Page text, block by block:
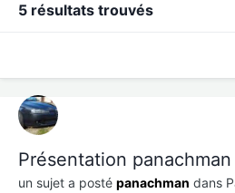
5 résultats trouvés
Présentation panachman
un sujet a posté panachman dans